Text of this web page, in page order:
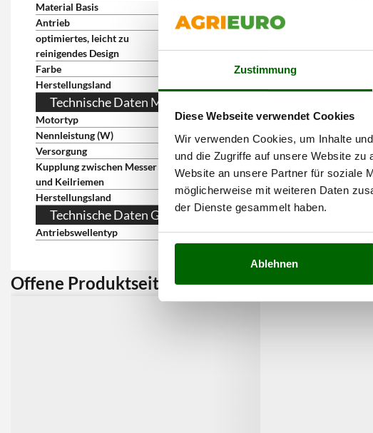
Zustimmung
Diese Webseite verwendet Cookies
Wir verwenden Cookies, um Inhalte
und die Zugriffe auf unsere Website
Website an unsere Partner für soziale
möglicherweise mit weiteren Daten
der Dienste gesammelt haben.
Ablehnen
Material Basis
Antrieb
elektrisch 230V
optimiertes, leicht zu
reinigendes Design
Farbe
Herstellungsland
Technische Daten Motor
Motortyp
elektrisch, einphasig
Nennleistung (W)
180 W
Versorgung
elektrisch 230V
Kupplung zwischen Messer
und Keilriemen
Herstellungsland
Italien
Technische Daten Getriebe
Antriebswellentyp mit Riemen
(LxBxH)
Offene Produktseite: Kunden